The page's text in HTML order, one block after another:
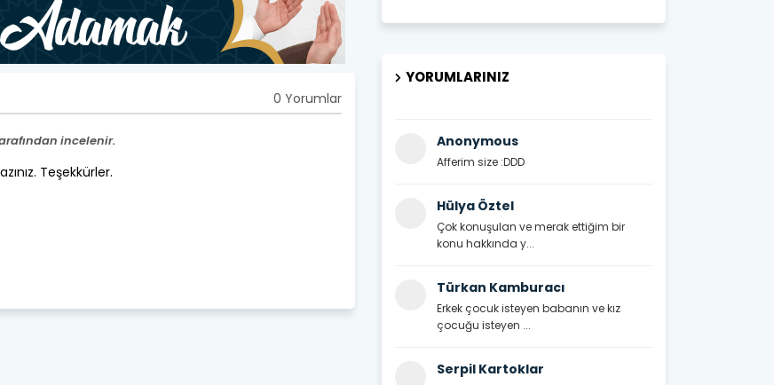
0 Yorumlar
incelenir.
Teşekkürler.
YORUMLARINIZ
Anonymous
Afferim size :DDD
Hülya Öztel
Çok konuşulan ve merak ettiğim bir
konu hakkında y...
Türkan Kamburacı
Erkek çocuk isteyen babanın ve kız
çocuğu isteyen ...
Serpil Kartoklar